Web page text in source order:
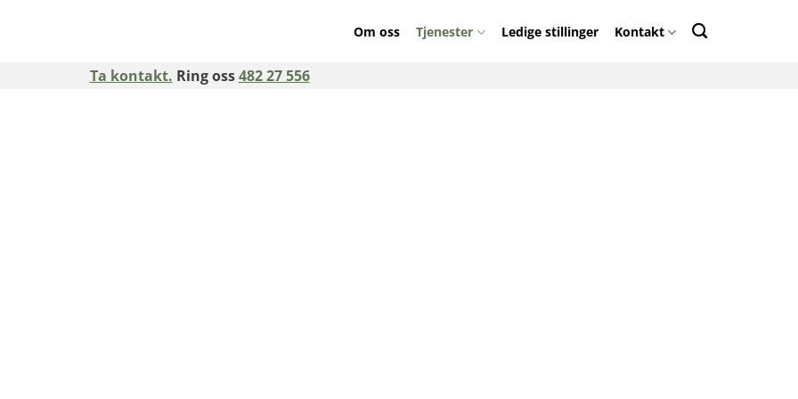
Om oss Tjenester Ledige stillinger Kontakt
Ta kontakt. Ring oss482 27 556